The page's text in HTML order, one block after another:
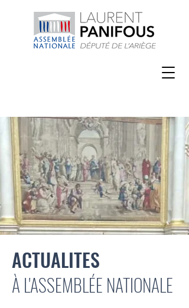
ACTUALITES
À L'ASSEMBLÉE NATIONALE